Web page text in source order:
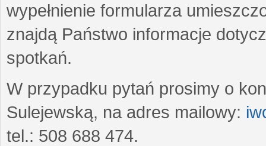
wypełnienie formularza
znajdą Państwo informacje
spotkań.
W przypadku pytań prosimy o
Sulejewską, na adres mailowy:
tel.: 508 688 474.